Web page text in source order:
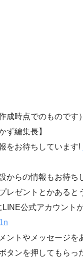
成時点でのものです）
ず編集長】
をお待ちしています!
からの情報もお待ち
レゼントとかあると
公式アカウントが
n
ントやメッセージを
タンを押してもらっ